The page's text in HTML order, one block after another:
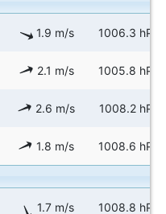
1.9 m/s 1006.3 hPa
2.1 m/s 1005.8 hPa
2.6 m/s 1008.2 hPa
1.8 m/s 1008.6 hPa
1.7 m/s 1008.8 hPa